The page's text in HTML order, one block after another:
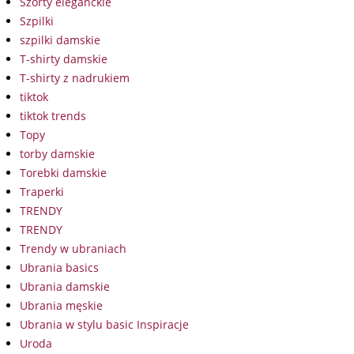
Szpilki
szpilki damskie
T-shirty damskie
T-shirty z nadrukiem
tiktok
tiktok trends
Topy
torby damskie
Torebki damskie
Traperki
TRENDY
TRENDY
Trendy w ubraniach
Ubrania basics
Ubrania damskie
Ubrania męskie
Ubrania w stylu basic Inspiracje
Uroda